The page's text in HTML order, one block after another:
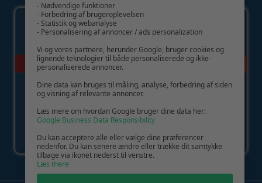
- Nødvendige funktioner
- Forbedring af brugeroplevelsen
- Statistik og webanalyse
- Personalisering af annoncer / ads personalization
Vi og vores partnere, herunder Google, bruger cookies og
lignende teknologier til både personaliserede og ikke-
personaliserede annoncer.
Dine data kan bruges til måling, analyse, forbedring af siden
og visning af relevante annoncer.
Læs mere om hvordan Google bruger dine data her:
Google Business Data Responsibility
Du kan acceptere alle eller vælge dine præferencer
nedenfor. Du kan senere ændre eller trække dit samtykke
tilbage via ikonet nederst til venstre.
Læs mere